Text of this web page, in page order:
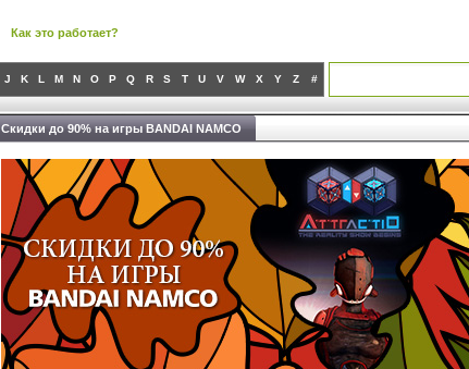
Как это работает?
J K L M N O P Q R S T U V W X Y Z #
Скидки до 90% на игры BANDAI NAMCO